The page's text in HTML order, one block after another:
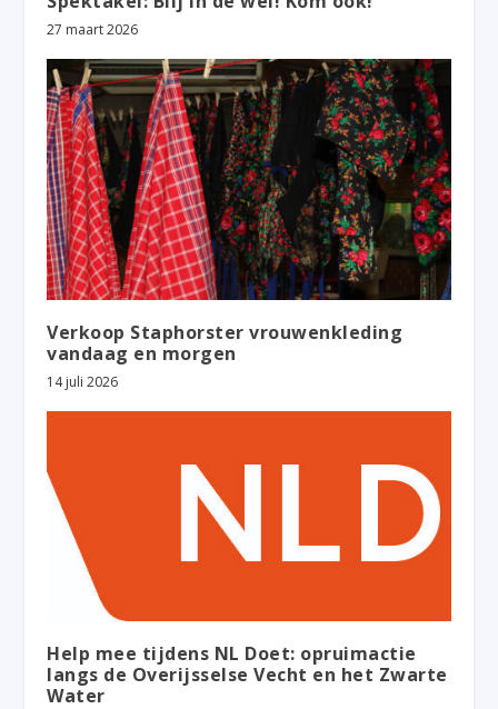
27 maart 2026
Verkoop Staphorster vrouwenkleding
vandaag en morgen
14 juli 2026
Help mee tijdens NL Doet: opruimactie
langs de Overijsselse Vecht en het Zwarte
Water